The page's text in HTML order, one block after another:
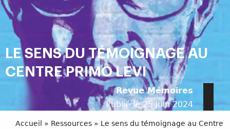
LE SENS DU TÉMOIGNAGE AU
CENTRE PRIMO LEVI
Revue Mémoires
Publié le 25 juin 2024
Accueil » Ressources » Le sens du témoignage au Centre